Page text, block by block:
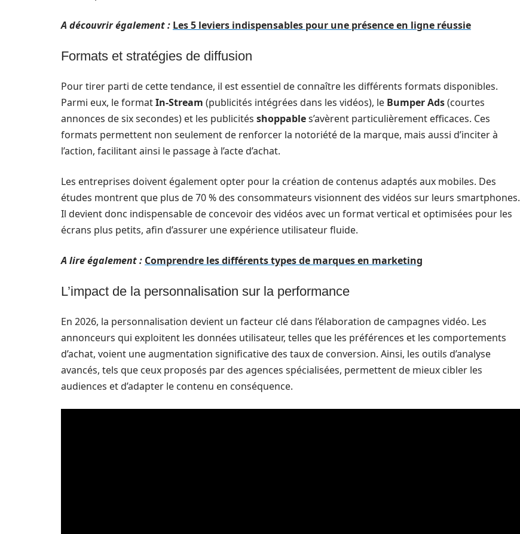
A découvrir également : Les 5 leviers indispensables pour une présence en ligne réussie
Formats et stratégies de diffusion
Pour tirer parti de cette tendance, il est essentiel de connaître les différents formats disponibles.
Parmi eux, le formatIn-Stream (publicités intégrées dans les vidéos), le Bumper Ads(courtes
annonces de six secondes) et les publicités shoppables’avèrent particulièrement efficaces. Ces
formats permettent non seulement de renforcer la notoriété de la marque, mais aussi d’inciter à
l’action, facilitant ainsi le passage à l’acte d’achat.
Les entreprises doivent également opter pour la création de contenus adaptés aux mobiles. Des
études montrent que plus de 70 % des consommateurs visionnent des vidéos sur leurs smartphones.
Il devient donc indispensable de concevoir des vidéos avec un format vertical et optimisées pour les
écrans plus petits, afin d’assurer une expérience utilisateur fluide.
A lire également : Comprendre les différents types de marques en marketing
L’impact de la personnalisation sur la performance
En 2026, la personnalisation devient un facteur clé dans l’élaboration de campagnes vidéo. Les
annonceurs qui exploitent les données utilisateur, telles que les préférences et les comportements
d’achat, voient une augmentation significative des taux de conversion. Ainsi, les outils d’analyse
avancés, tels que ceux proposés par des agences spécialisées, permettent de mieux cibler les
audiences et d’adapter le contenu en conséquence.